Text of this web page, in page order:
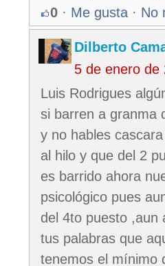
0 · Me gusta · No
Dilberto
5 de enero de
Luis Rodrigues
si barren a granma
y no hables
al hilo y que del 2
es barrido ahora
psicológico pues
del 4to puesto ,aun
tus palabras que
tenemos el mínimo